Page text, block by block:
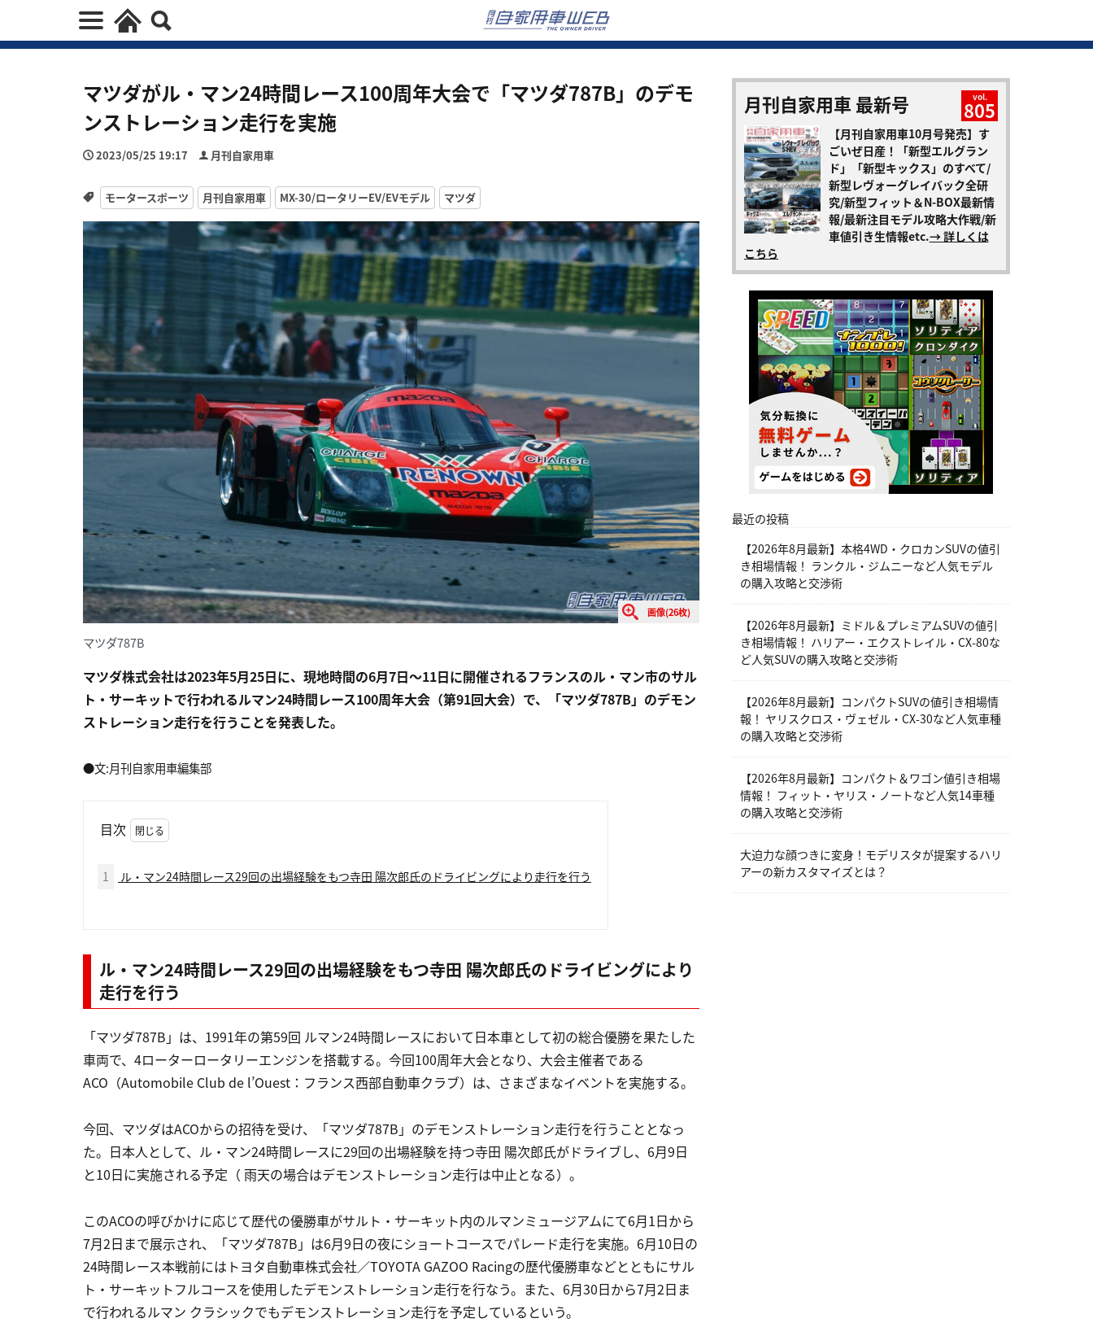
マツダがル・マン24時間レース100周年大会で「マツダ787B」のデモ
ンストレーション走行を実施
2023/05/25 19:17 月刊自家用車
モータースポーツ 月刊自家用車 MX-30/ロータリーEV/EVモデル マツダ
画像(26枚)
マツダ787B
マツダ株式会社は2023年5月25日に、現地時間の6月7日～11日に開催されるフランスのル・マン市のサル
ト・サーキットで行われるルマン24時間レース100周年大会（第91回大会）で、「マツダ787B」のデモン
ストレーション走行を行うことを発表した。
●文:月刊自家用車編集部
目次
1 ル・マン24時間レース29回の出場経験をもつ寺田 陽次郎氏のドライビングにより走行を行う
ル・マン24時間レース29回の出場経験をもつ寺田 陽次郎氏のドライビングにより
走行を行う
「マツダ787B」は、1991年の第59回 ルマン24時間レースにおいて日本車として初の総合優勝を果たした
車両で、4ローターロータリーエンジンを搭載する。今回100周年大会となり、大会主催者である
ACO（Automobile Club de l’Ouest：フランス西部自動車クラブ）は、さまざまなイベントを実施する。
今回、マツダはACOからの招待を受け、「マツダ787B」のデモンストレーション走行を行うこととなっ
た。日本人として、ル・マン24時間レースに29回の出場経験を持つ寺田 陽次郎氏がドライブし、6月9日
と10日に実施される予定（ 雨天の場合はデモンストレーション走行は中止となる）。
このACOの呼びかけに応じて歴代の優勝車がサルト・サーキット内のルマンミュージアムにて6月1日から
7月2日まで展示され、「マツダ787B」は6月9日の夜にショートコースでパレード走行を実施。6月10日の
24時間レース本戦前にはトヨタ自動車株式会社／TOYOTA GAZOO Racingの歴代優勝車などとともにサル
ト・サーキットフルコースを使用したデモンストレーション走行を行なう。また、6月30日から7月2日ま
で行われるルマン クラシックでもデモンストレーション走行を予定しているという。
月刊自家用車 最新号 vol.
805
【月刊自家用車10月号発売】す
ごいぜ日産！「新型エルグラン
ド」「新型キックス」のすべて/
新型レヴォーグレイバック全研
究/新型フィット＆N-BOX最新情
報/最新注目モデル攻略大作戦/新
車値引き生情報etc.→ 詳しくは
こちら
最近の投稿
【2026年8月最新】本格4WD・クロカンSUVの値引
き相場情報！ ランクル・ジムニーなど人気モデル
の購入攻略と交渉術
【2026年8月最新】ミドル＆プレミアムSUVの値引
き相場情報！ ハリアー・エクストレイル・CX-80な
ど人気SUVの購入攻略と交渉術
【2026年8月最新】コンパクトSUVの値引き相場情
報！ ヤリスクロス・ヴェゼル・CX-30など人気車種
の購入攻略と交渉術
【2026年8月最新】コンパクト＆ワゴン値引き相場
情報！ フィット・ヤリス・ノートなど人気14車種
の購入攻略と交渉術
大迫力な顔つきに変身！モデリスタが提案するハリ
アーの新カスタマイズとは？